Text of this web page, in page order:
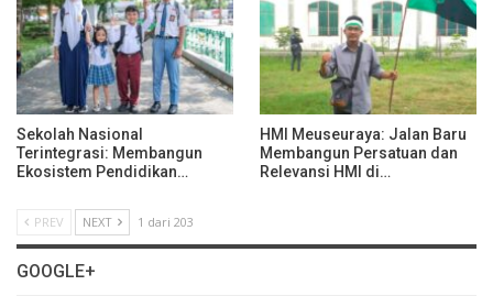
Sekolah Nasional
Terintegrasi: Membangun
Ekosistem Pendidikan…
HMI Meuseuraya: Jalan Baru
Membangun Persatuan dan
Relevansi HMI di…
PREV NEXT 1 dari 203
GOOGLE+